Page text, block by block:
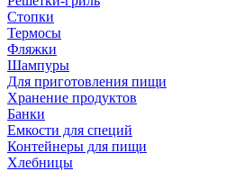
Стопки
Термосы
Фляжки
Шампуры
Для приготовления пищи
Хранение продуктов
Банки
Емкости для специй
Контейнеры для пищи
Хлебницы